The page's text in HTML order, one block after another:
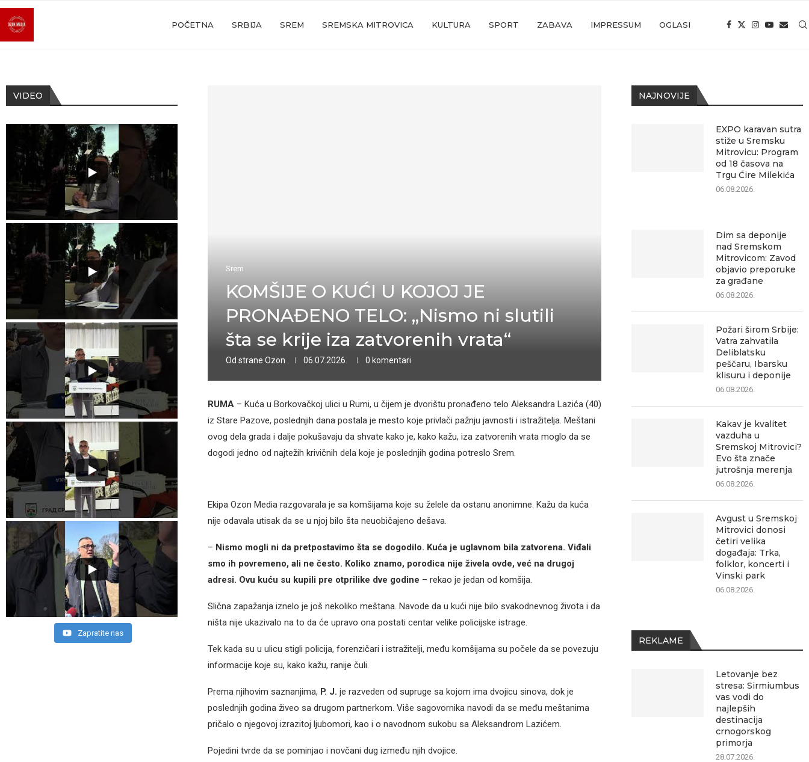
POČETNA SRBIJA SREM SREMSKA MITROVICA KULTURA SPORT ZABAVA IMPRESSUM OGLASI
Srem
KOMŠIJE O KUĆI U KOJOJ JE
PRONAĐENO TELO: „Nismo ni slutili
šta se krije iza zatvorenih vrata“
Od strane Ozon 06.07.2026. 0 komentari
RUMA– Kuća u Borkovačkoj ulici u Rumi, u čijem je dvorištu pronađeno telo Aleksandra Lazića (40)
iz Stare Pazove, poslednjih dana postala je mesto koje privlači pažnju javnosti i istražitelja. Meštani
ovog dela grada i dalje pokušavaju da shvate kako je, kako kažu, iza zatvorenih vrata moglo da se
dogodi jedno od najtežih krivičnih dela koje je poslednjih godina potreslo Srem.
Ekipa Ozon Media razgovarala je sa komšijama koje su želele da ostanu anonimne. Kažu da kuća
nije odavala utisak da se u njoj bilo šta neuobičajeno dešava.
– Nismo mogli ni da pretpostavimo šta se dogodilo. Kuća je uglavnom bila zatvorena. Viđali
smo ih povremeno, ali ne često. Koliko znamo, porodica nije živela ovde, već na drugoj
adresi. Ovu kuću su kupili pre otprilike dve godine – rekao je jedan od komšija.
Slična zapažanja iznelo je još nekoliko meštana. Navode da u kući nije bilo svakodnevnog života i da
ništa nije ukazivalo na to da će upravo ona postati centar velike policijske istrage.
Tek kada su u ulicu stigli policija, forenzičari i istražitelji, među komšijama su počele da se povezuju
informacije koje su, kako kažu, ranije čuli.
Prema njihovim saznanjima, P. J. je razveden od supruge sa kojom ima dvojicu sinova, dok je
poslednjih godina živeo sa drugom partnerkom. Više sagovornika navodi da se među meštanima
pričalo o njegovoj izrazitoj ljubomori, kao i o navodnom sukobu sa Aleksandrom Lazićem.
Pojedini tvrde da se pominjao i novčani dug između njih dvojice.
NAJNOVIJE
EXPO karavan sutra
stiže u Sremsku
Mitrovicu: Program
od 18 časova na
Trgu Ćire Milekića
06.08.2026.
Dim sa deponije
nad Sremskom
Mitrovicom: Zavod
objavio preporuke
za građane
06.08.2026.
Požari širom Srbije:
Vatra zahvatila
Deliblatsku
peščaru, Ibarsku
klisuru i deponije
06.08.2026.
Kakav je kvalitet
vazduha u
Sremskoj Mitrovici?
Evo šta znače
jutrošnja merenja
06.08.2026.
Avgust u Sremskoj
Mitrovici donosi
četiri velika
događaja: Trka,
folklor, koncerti i
Vinski park
06.08.2026.
REKLAME
Letovanje bez
stresa: Sirmiumbus
vas vodi do
najlepših
destinacija
crnogorskog
primorja
28.07.2026.
VIDEO
Zapratite nas